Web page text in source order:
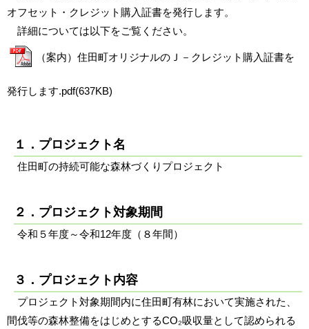
オフセット・クレジット購入証書を発行します。
詳細については以下をご覧ください。
（案内）住田町オリジナルのＪ－クレジット購入証書を
発行します.pdf(637KB)
１．プロジェクト名
住田町の持続可能な森林づくりプロジェクト
２．プロジェクト対象期間
令和５年度～令和12年度（８年間）
３．プロジェクト内容
プロジェクト対象期間内に住田町有林において実施された、
間伐等の森林整備をはじめとするCO₂吸収量として認められる